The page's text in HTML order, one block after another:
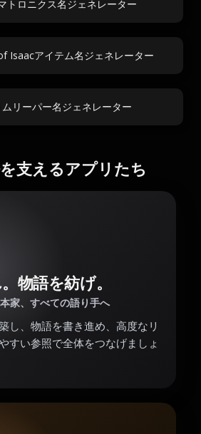
トロニクス名ジェネレーター
Isaacアイテム名ジェネレーター
ムリーパー名ジェネレーター
支えるアプリたち
物語を紡げ。
家、すべての語り手へ
し、物語を書き進め、高度なリ
すい参照で全体をつなげましょ